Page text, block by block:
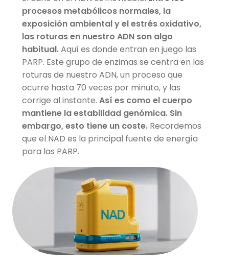
procesos metabólicos normales, la
exposición ambiental y el estrés oxidativo,
las roturas en nuestro ADN son algo
habitual.Aquí es donde entran en juego las
PARP. Este grupo de enzimas se centra en las
roturas de nuestro ADN, un proceso que
ocurre hasta 70 veces por minuto, y las
corrige al instante. Así es como el cuerpo
mantiene la estabilidad genómica. Sin
embargo, esto tiene un coste.Recordemos
que el NAD es la principal fuente de energía
para las PARP.